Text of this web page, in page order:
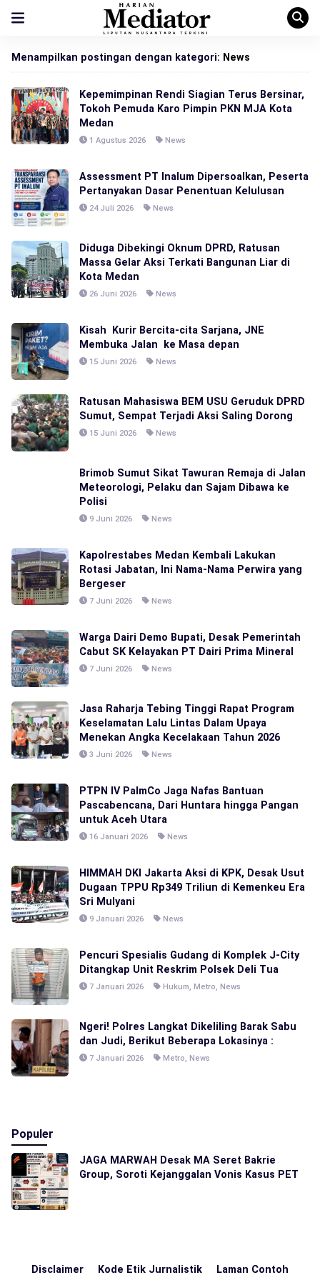
Menampilkan postingan dengan kategori: News
Kepemimpinan Rendi Siagian Terus Bersinar,
Tokoh Pemuda Karo Pimpin PKN MJA Kota
Medan
1 Agustus 2026 News
Assessment PT Inalum Dipersoalkan, Peserta
Pertanyakan Dasar Penentuan Kelulusan
24 Juli 2026 News
Diduga Dibekingi Oknum DPRD, Ratusan
Massa Gelar Aksi Terkati Bangunan Liar di
Kota Medan
26 Juni 2026 News
Kisah Kurir Bercita-cita Sarjana, JNE
Membuka Jalan ke Masa depan
15 Juni 2026 News
Ratusan Mahasiswa BEM USU Geruduk DPRD
Sumut, Sempat Terjadi Aksi Saling Dorong
15 Juni 2026 News
Brimob Sumut Sikat Tawuran Remaja di Jalan
Meteorologi, Pelaku dan Sajam Dibawa ke
Polisi
9 Juni 2026 News
Kapolrestabes Medan Kembali Lakukan
Rotasi Jabatan, Ini Nama-Nama Perwira yang
Bergeser
7 Juni 2026 News
Warga Dairi Demo Bupati, Desak Pemerintah
Cabut SK Kelayakan PT Dairi Prima Mineral
7 Juni 2026 News
Jasa Raharja Tebing Tinggi Rapat Program
Keselamatan Lalu Lintas Dalam Upaya
Menekan Angka Kecelakaan Tahun 2026
3 Juni 2026 News
PTPN IV PalmCo Jaga Nafas Bantuan
Pascabencana, Dari Huntara hingga Pangan
untuk Aceh Utara
16 Januari 2026 News
HIMMAH DKI Jakarta Aksi di KPK, Desak Usut
Dugaan TPPU Rp349 Triliun di Kemenkeu Era
Sri Mulyani
9 Januari 2026 News
Pencuri Spesialis Gudang di Komplek J-City
Ditangkap Unit Reskrim Polsek Deli Tua
7 Januari 2026 Hukum, Metro, News
Ngeri! Polres Langkat Dikeliling Barak Sabu
dan Judi, Berikut Beberapa Lokasinya :
7 Januari 2026 Metro, News
Populer
JAGA MARWAH Desak MA Seret Bakrie
Group, Soroti Kejanggalan Vonis Kasus PET
Disclaimer Kode Etik Jurnalistik Laman Contoh